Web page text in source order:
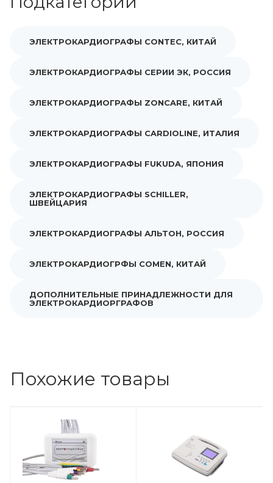
ЭЛЕКТРОКАРДИОГРАФЫ CONTEC, КИТАЙ
ЭЛЕКТРОКАРДИОГРАФЫ СЕРИИ ЭК, РОССИЯ
ЭЛЕКТРОКАРДИОГРАФЫ ZONCARE, КИТАЙ
ЭЛЕКТРОКАРДИОГРАФЫ CARDIOLINE, ИТАЛИЯ
ЭЛЕКТРОКАРДИОГРАФЫ FUKUDA, ЯПОНИЯ
ЭЛЕКТРОКАРДИОГРАФЫ SCHILLER,
ШВЕЙЦАРИЯ
ЭЛЕКТРОКАРДИОГРАФЫ АЛЬТОН, РОССИЯ
ЭЛЕКТРОКАРДИОГРФЫ COMEN, КИТАЙ
ДОПОЛНИТЕЛЬНЫЕ ПРИНАДЛЕЖНОСТИ ДЛЯ
ЭЛЕКТРОКАРДИОРГРАФОВ
Похожие товары